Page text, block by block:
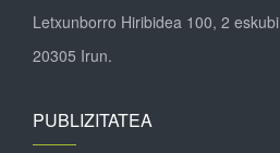
Letxunborro Hiribidea 100, 2 eskubi
20305 Irun.
PUBLIZITATEA